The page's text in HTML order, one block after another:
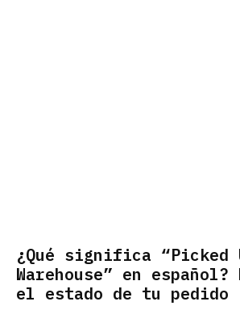
¿Qué significa “Picked
Warehouse” en
el estado de tu pedido